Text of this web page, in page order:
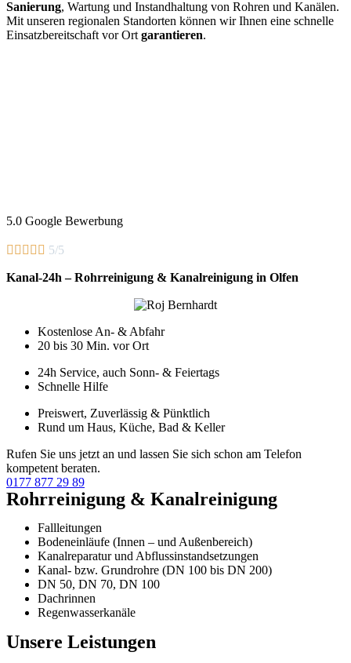
Sanierung, Wartung und Instandhaltung von Rohren und Kanälen.
Mit unseren regionalen Standorten können wir Ihnen eine schnelle
Einsatzbereitschaft vor Ort garantieren.
5.0 Google Bewerbung
     5/5
Kanal-24h – Rohrreinigung & Kanalreinigung in Olfen
Kostenlose An- & Abfahr
20 bis 30 Min. vor Ort
24h Service, auch Sonn- & Feiertags
Schnelle Hilfe
Preiswert, Zuverlässig & Pünktlich
Rund um Haus, Küche, Bad & Keller
Rufen Sie uns jetzt an und lassen Sie sich schon am Telefon
kompetent beraten.
0177 877 29 89
Rohrreinigung & Kanalreinigung
Fallleitungen
Bodeneinläufe (Innen – und Außenbereich)
Kanalreparatur und Abflussinstandsetzungen
Kanal- bzw. Grundrohre (DN 100 bis DN 200)
DN 50, DN 70, DN 100
Dachrinnen
Regenwasserkanäle
Unsere Leistungen